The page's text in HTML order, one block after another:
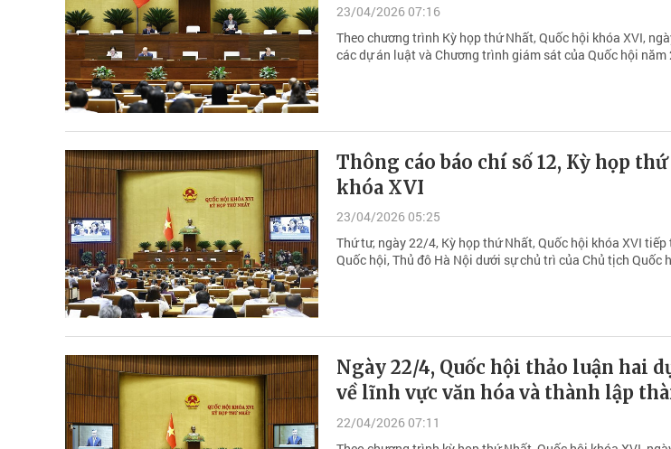
23/04/2026 07:16
Theo chương trình Kỳ họp thứ Nhất, Quốc hội khóa XVI,
các dự án luật và Chương trình giám sát của Quốc hội năm
Thông cáo báo chí số 12, Kỳ họp
khóa XVI
23/04/2026 05:25
Thứ tư, ngày 22/4, Kỳ họp thứ Nhất, Quốc hội khóa XVI
Quốc hội, Thủ đô Hà Nội dưới sự chủ trì của Chủ tịch Quốc
Ngày 22/4, Quốc hội thảo luận hai
về lĩnh vực văn hóa và thành lập
22/04/2026 07:11